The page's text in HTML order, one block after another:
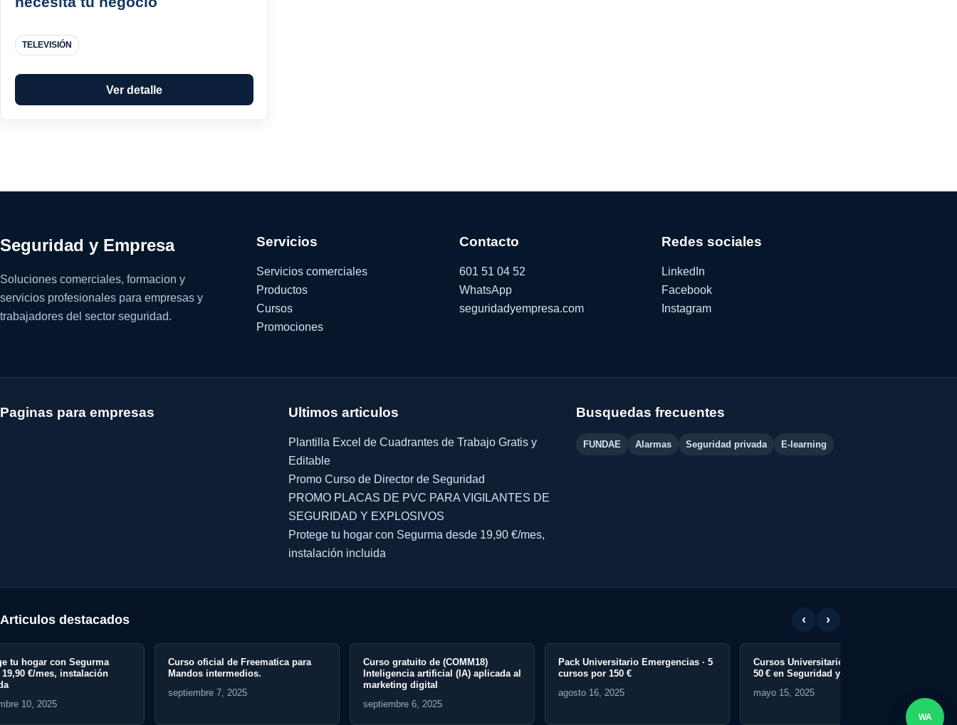
TELEVISIÓN
Ver detalle
Seguridad y Empresa
Soluciones comerciales, formacion y
servicios profesionales para empresas y
trabajadores del sector seguridad.
Servicios
Servicios comerciales
Productos
Cursos
Promociones
Contacto
601 51 04 52
WhatsApp
seguridadyempresa.com
Redes sociales
LinkedIn
Facebook
Instagram
Paginas para empresas Ultimos articulos
Plantilla Excel de Cuadrantes de Trabajo Gratis y
Editable
Promo Curso de Director de Seguridad
PROMO PLACAS DE PVC PARA VIGILANTES DE
SEGURIDAD Y EXPLOSIVOS
Protege tu hogar con Segurma desde 19,90 €/mes,
instalación incluida
Busquedas frecuentes
FUNDAE Alarmas Seguridad privada E-learning
Articulos destacados ‹ ›
Curso oficial de Freematica para
Mandos intermedios.
Curso gratuito de (COMM18)
Inteligencia artificial (IA) aplicada al
Pack Universitario Emergencias · 5
cursos por 150 €
Cursos Universitarios Online desde
50 € en Seguridad y Emergencias
WA